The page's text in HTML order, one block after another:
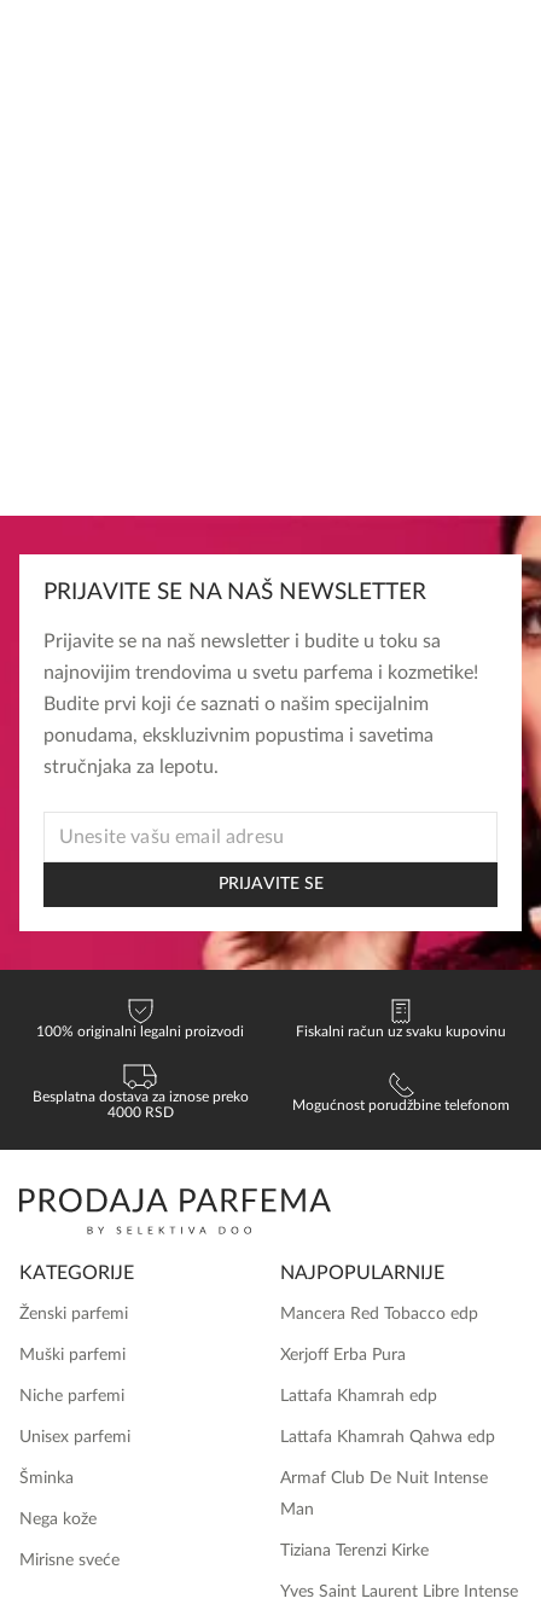
PRIJAVITE SE NA NAŠ NEWSLETTER
Prijavite se na naš newsletter i budite u toku sa
najnovijim trendovima u svetu parfema i kozmetike!
Budite prvi koji će saznati o našim specijalnim
ponudama, ekskluzivnim popustima i savetima
stručnjaka za lepotu.
PRIJAVITE SE
100% originalni legalni proizvodi Fiskalni račun uz svaku kupovinu
Besplatna dostava za iznose preko
4000 RSD
Mogućnost porudžbine telefonom
KATEGORIJE
Ženski parfemi
Muški parfemi
Niche parfemi
Unisex parfemi
Šminka
Nega kože
Mirisne sveće
NAJPOPULARNIJE
Mancera Red Tobacco edp
Xerjoff Erba Pura
Lattafa Khamrah edp
Lattafa Khamrah Qahwa edp
Armaf Club De Nuit Intense
Man
Tiziana Terenzi Kirke
Yves Saint Laurent Libre Intense